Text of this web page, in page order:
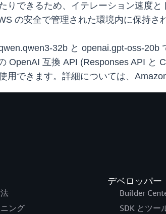
りできるため、イテレーション速度
の安全で管理された環境内に保持さ
32b と openai.gpt-oss-
OpenAI 互換 API (Responses API と
用できます。詳細については、
ング
デベロッパー
Builder
SDK とツー